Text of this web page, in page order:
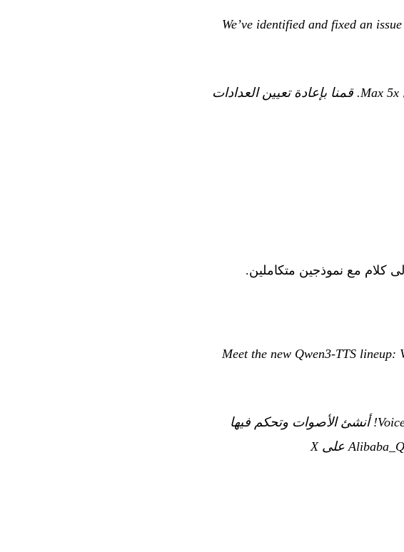
We’ve identified and fixed an
لقد حددنا وأصلحنا مشكلة تتعلق بعرض الاستخدام لمستخدمي Max 5x. قمنا بإعادة تعيين العدادات
Meet the new Qwen3-TTS
تعرف على تشكيلة Qwen3-TTS الجديدة: VoiceDesign و VoiceClone! أنشئ الأصوات وتحكم فيها